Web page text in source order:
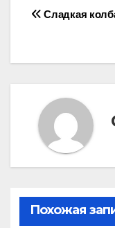
Сладкая
Похожая